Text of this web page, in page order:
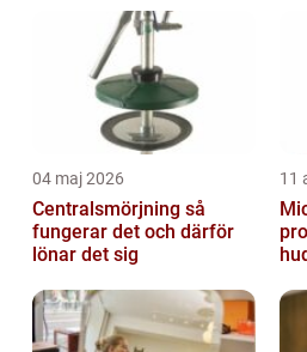
strategiska områden i
04 maj 2026
Centralsmörjning så
fungerar det och därför
lönar det sig
11